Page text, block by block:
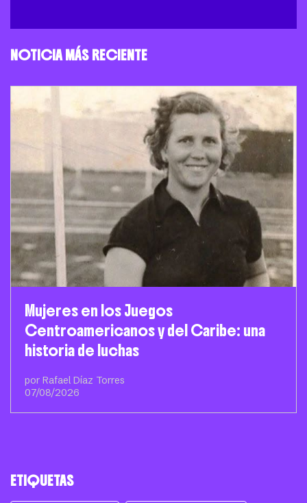
NOTICIA MÁS RECIENTE
Mujeres en los Juegos
Centroamericanos y del Caribe: una
historia de luchas
por Rafael Díaz Torres
07/08/2026
ETIQUETAS